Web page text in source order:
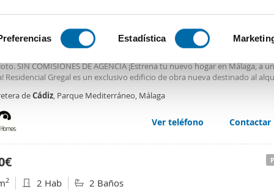
analizándolo activamente para buscar características
cómo se procesan sus datos personales y establezca sus
de datos. Puede cambiar o retirar su consentimiento en
se usan para personalizar el contenido y los anuncios,
el tráfico. Además, compartimos información sobre el uso
de redes sociales, publicidad y análisis web, quienes
que les haya proporcionado o que hayan recopilado a
Estadística
piso obra nueva Carretera de cádiz
SIN COMISIONES DE AGENCIA ¡Estrena tu nuevo hogar en Málaga, a
Residencial Gregal es un exclusivo edificio de obra nueva destinado al
de Los Guindos
deCádiz, Parque Mediterráneo, Málaga
Ver teléfono Contactar
2 2 Hab 2 Baños